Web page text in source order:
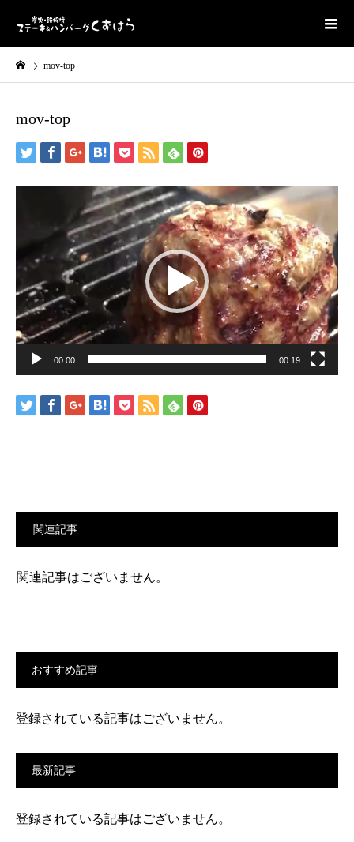
mov-top
mov-top
00:00 00:19
関連記事
関連記事はございません。
おすすめ記事
登録されている記事はございません。
最新記事
登録されている記事はございません。